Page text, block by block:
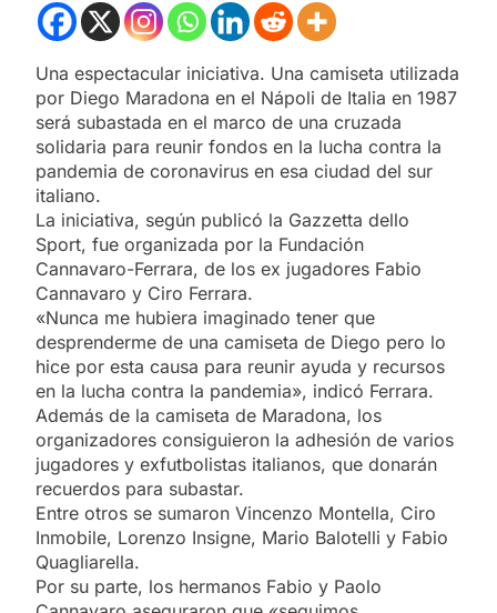
Una espectacular iniciativa. Una camiseta utilizada
por Diego Maradona en el Nápoli de Italia en 1987
será subastada en el marco de una cruzada
solidaria para reunir fondos en la lucha contra la
pandemia de coronavirus en esa ciudad del sur
italiano.
La iniciativa, según publicó la Gazzetta dello
Sport, fue organizada por la Fundación
Cannavaro-Ferrara, de los ex jugadores Fabio
Cannavaro y Ciro Ferrara.
«Nunca me hubiera imaginado tener que
desprenderme de una camiseta de Diego pero lo
hice por esta causa para reunir ayuda y recursos
en la lucha contra la pandemia», indicó Ferrara.
Además de la camiseta de Maradona, los
organizadores consiguieron la adhesión de varios
jugadores y exfutbolistas italianos, que donarán
recuerdos para subastar.
Entre otros se sumaron Vincenzo Montella, Ciro
Inmobile, Lorenzo Insigne, Mario Balotelli y Fabio
Quagliarella.
Por su parte, los hermanos Fabio y Paolo